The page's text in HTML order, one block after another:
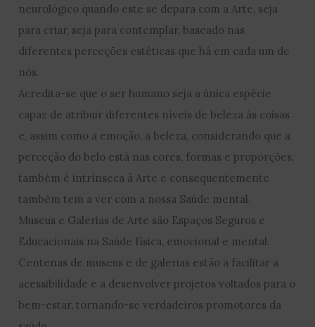
neurológico quando este se depara com a Arte, seja
para criar, seja para contemplar, baseado nas
diferentes perceções estéticas que há em cada um de
nós.
Acredita-se que o ser humano seja a única espécie
capaz de atribuir diferentes níveis de beleza às coisas
e, assim como a emoção, a beleza, considerando que a
perceção do belo está nas cores, formas e proporções,
também é intrínseca à Arte e consequentemente
também tem a ver com a nossa Saúde mental.
Museus e Galerias de Arte são Espaços Seguros e
Educacionais na Saúde física, emocional e mental.
Centenas de museus e de galerias estão a facilitar a
acessibilidade e a desenvolver projetos voltados para o
bem-estar, tornando-se verdadeiros promotores da